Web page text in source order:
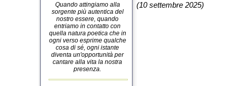
Quando attingiamo alla
sorgente più autentica del
nostro essere, quando
entriamo in contatto con
quella natura poetica che in
ogni verso esprime qualche
cosa di sé, ogni istante
diventa un'opportunità per
cantare alla vita la nostra
presenza.
(10 settembre 2025)